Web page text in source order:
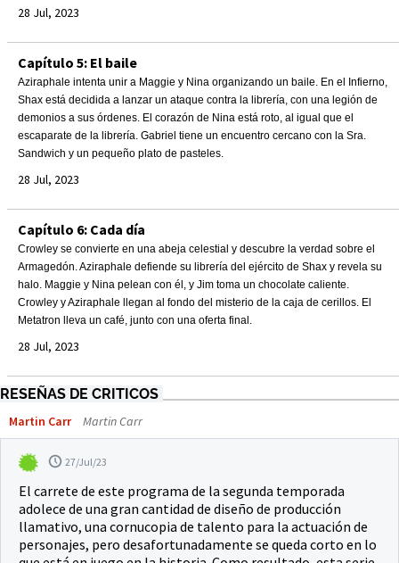
28 Jul, 2023
Capítulo 5: El baile
Aziraphale intenta unir a Maggie y Nina organizando un baile. En el Infierno,
Shax está decidida a lanzar un ataque contra la librería, con una legión de
demonios a sus órdenes. El corazón de Nina está roto, al igual que el
escaparate de la librería. Gabriel tiene un encuentro cercano con la Sra.
Sandwich y un pequeño plato de pasteles.
28 Jul, 2023
Capítulo 6: Cada día
Crowley se convierte en una abeja celestial y descubre la verdad sobre el
Armagedón. Aziraphale defiende su librería del ejército de Shax y revela su
halo. Maggie y Nina pelean con él, y Jim toma un chocolate caliente.
Crowley y Aziraphale llegan al fondo del misterio de la caja de cerillos. El
Metatron lleva un café, junto con una oferta final.
28 Jul, 2023
RESEÑAS DE CRITICOS
Martin Carr Martin Carr
27/Jul/23
El carrete de este programa de la segunda temporada
adolece de una gran cantidad de diseño de producción
llamativo, una cornucopia de talento para la actuación de
personajes, pero desafortunadamente se queda corto en lo